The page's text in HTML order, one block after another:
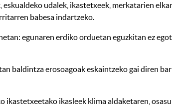
udalek, ikastetxeek, merkatarien
babesa indartzeko.
egunaren erdiko orduetan eguzkitan ez
baldintza erosoagoak eskaintzeko gai diren
ikasleek klima aldaketaren,